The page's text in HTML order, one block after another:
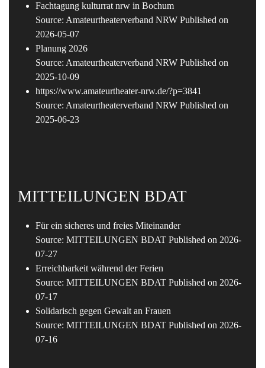
Fachtagung kulturrat nrw in Bochum
Source: Amateurtheaterverband NRW Published on
2026-05-07
Planung 2026
Source: Amateurtheaterverband NRW Published on
2025-10-09
https://www.amateurtheater-nrw.de/?p=3841
Source: Amateurtheaterverband NRW Published on
2025-06-23
MITTEILUNGEN BDAT
Für ein sicheres und freies Miteinander
Source: MITTEILUNGEN BDAT Published on 2026-
07-27
Erreichbarkeit während der Ferien
Source: MITTEILUNGEN BDAT Published on 2026-
07-17
Solidarisch gegen Gewalt an Frauen
Source: MITTEILUNGEN BDAT Published on 2026-
07-16